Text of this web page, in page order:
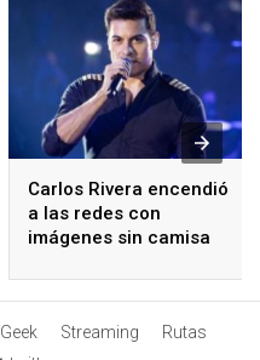
Carlos Rivera encendió
a las redes con
imágenes sin camisa
Geek Streaming
Rutas